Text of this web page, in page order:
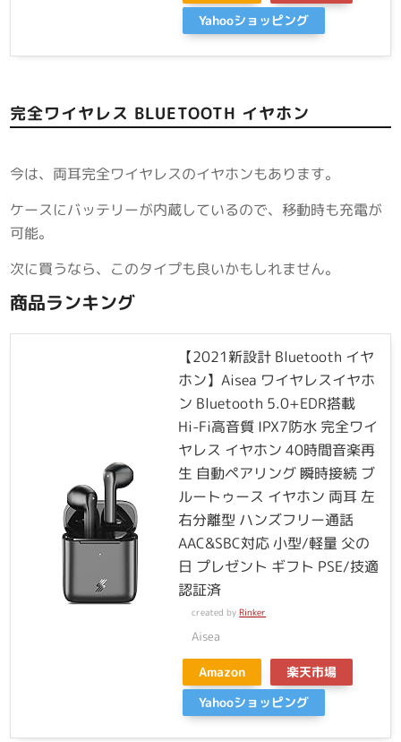
Yahooショッピング
完全ワイヤレス BLUETOOTH イヤホン
今は、両耳完全ワイヤレスのイヤホンもあります。
ケースにバッテリーが内蔵しているので、移動時も充電が
可能。
次に買うなら、このタイプも良いかもしれません。
商品ランキング
【2021新設計 Bluetooth イヤ
ホン】Aisea ワイヤレスイヤホ
ン Bluetooth 5.0+EDR搭載
Hi-Fi高音質 IPX7防水 完全ワイ
ヤレス イヤホン 40時間音楽再
生 自動ペアリング 瞬時接続 ブ
ルートゥース イヤホン 両耳 左
右分離型 ハンズフリー通話
AAC&SBC対応 小型/軽量 父の
日 プレゼント ギフト PSE/技適
認証済
created byRinker
Aisea
Amazon
楽天市場
Yahooショッピング